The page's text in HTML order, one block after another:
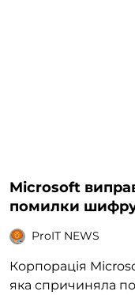
Microsoft
помилки
ProIT NEWS
Корпорація
яка спричиняла